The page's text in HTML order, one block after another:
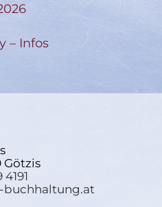
– Infos
Götzis
buchhaltung.at